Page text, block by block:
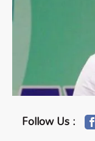
Follow Us :